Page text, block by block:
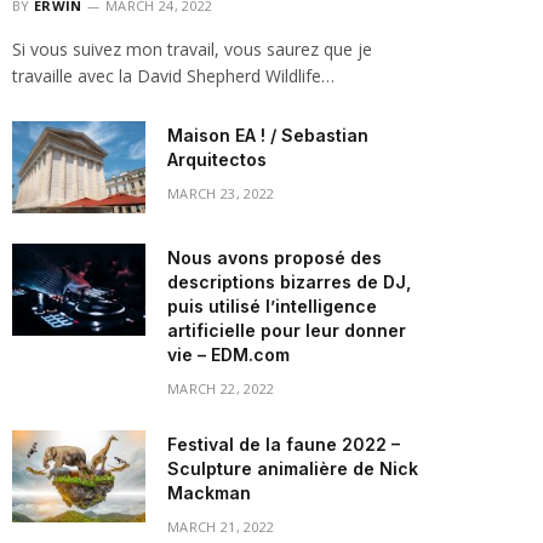
BY ERWIN MARCH 24, 2022
Si vous suivez mon travail, vous saurez que je
travaille avec la David Shepherd Wildlife…
Maison EA ! / Sebastian
Arquitectos
MARCH 23, 2022
Nous avons proposé des
descriptions bizarres de DJ,
puis utilisé l’intelligence
artificielle pour leur donner
vie – EDM.com
MARCH 22, 2022
Festival de la faune 2022 –
Sculpture animalière de Nick
Mackman
MARCH 21, 2022